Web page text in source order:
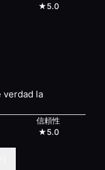
★5.0
verdad la
信頼性
★5.0